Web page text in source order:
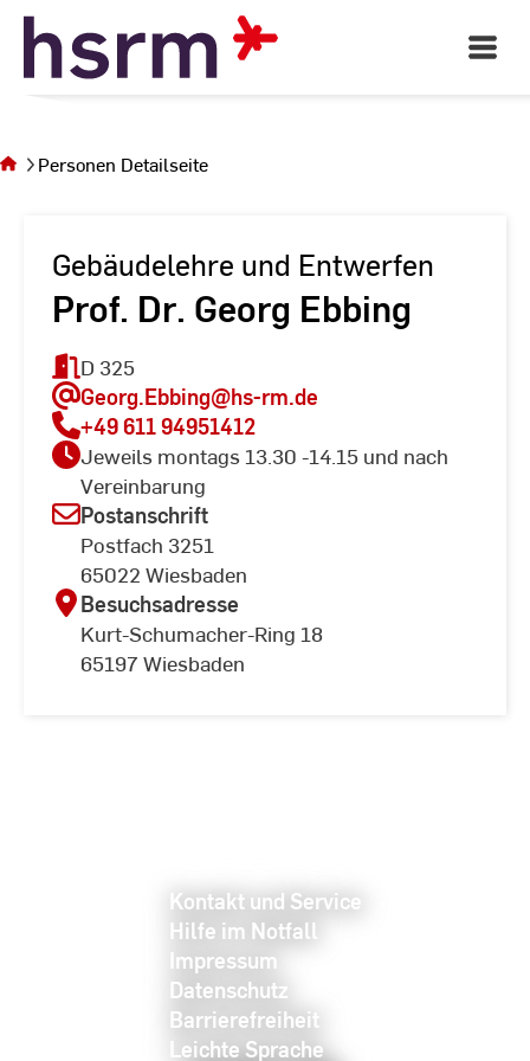
Skip
Content
Open
Main
sich auf
der SeitePersonen Detailseite
Gebäudelehre und Entwerfen
Prof. Dr. Georg Ebbing
D 325
Georg.Ebbing@hs-rm.de
+49 611 94951412
Jeweils montags 13.30 -14.15 und nach
Vereinbarung
Postanschrift
Postfach 3251
65022 Wiesbaden
Besuchsadresse
Kurt-Schumacher-Ring 18
65197 Wiesbaden
Kontakt und Service
Hilfe im Notfall
Impressum
Datenschutz
Barrierefreiheit
Leichte Sprache